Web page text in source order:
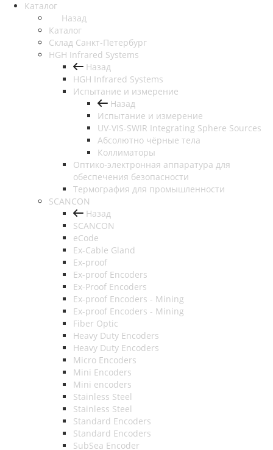
Каталог
Назад
Каталог
Cклад Санкт-Петербург
HGH Infrared Systems
Назад
HGH Infrared Systems
Испытание и измерение
Назад
Испытание и измерение
UV-VIS-SWIR Integrating Sphere Sources
Абсолютно чёрные тела
Коллиматоры
Оптико-электронная аппаратура для
обеспечения безопасности
Термография для промышленности
SCANCON
Назад
SCANCON
eCode
Ex-Cable Gland
Ex-proof
Ex-proof Encoders
Ex-Proof Encoders
Ex-proof Encoders - Mining
Ex-proof Encoders - Mining
Fiber Optic
Heavy Duty Encoders
Heavy Duty Encoders
Micro Encoders
Mini Encoders
Mini encoders
Stainless Steel
Stainless Steel
Standard Encoders
Standard Encoders
SubSea Encoder